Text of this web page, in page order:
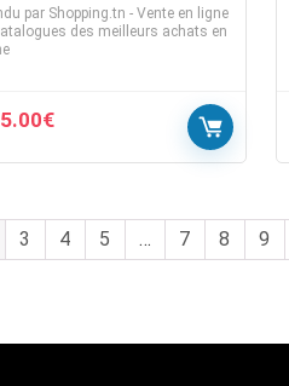
parShopping.tn - Vente en ligne
des meilleurs achats en
€
3 4 5 … 7 8 9